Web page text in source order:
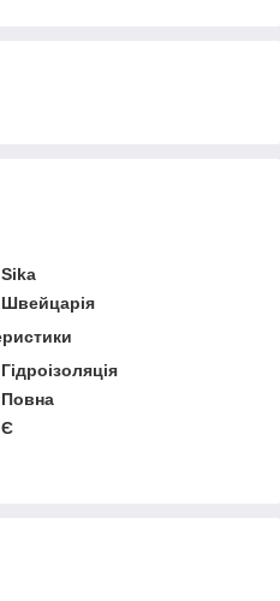
Sika
Швейцарія
Гідроізоляція
Повна
Є